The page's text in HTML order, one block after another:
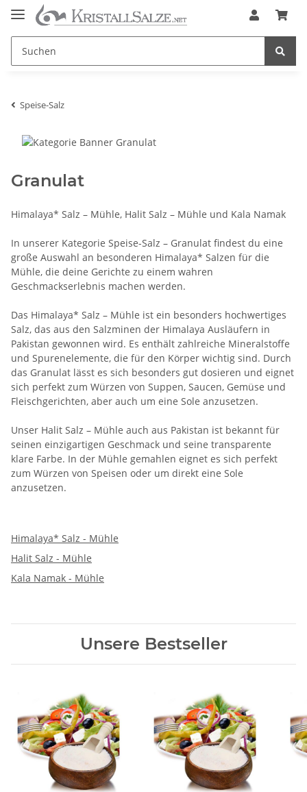
Speise-Salz
Granulat
Himalaya* Salz – Mühle, Halit Salz – Mühle und Kala Namak
In unserer Kategorie Speise-Salz – Granulat findest du eine
große Auswahl an besonderen Himalaya* Salzen für die
Mühle, die deine Gerichte zu einem wahren
Geschmackserlebnis machen werden.
Das Himalaya* Salz – Mühle ist ein besonders hochwertiges
Salz, das aus den Salzminen der Himalaya Ausläufern in
Pakistan gewonnen wird. Es enthält zahlreiche Mineralstoffe
und Spurenelemente, die für den Körper wichtig sind. Durch
das Granulat lässt es sich besonders gut dosieren und eignet
sich perfekt zum Würzen von Suppen, Saucen, Gemüse und
Fleischgerichten, aber auch um eine Sole anzusetzen.
Unser Halit Salz – Mühle auch aus Pakistan ist bekannt für
seinen einzigartigen Geschmack und seine transparente
klare Farbe. In der Mühle gemahlen eignet es sich perfekt
zum Würzen von Speisen oder um direkt eine Sole
anzusetzen.
Himalaya* Salz - Mühle
Halit Salz - Mühle
Kala Namak - Mühle
Unsere Bestseller